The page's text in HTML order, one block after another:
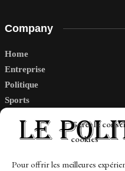
Gérer le
cookies
Pour offrir les meilleures
Company
Home
Entreprise
Politique
Sports